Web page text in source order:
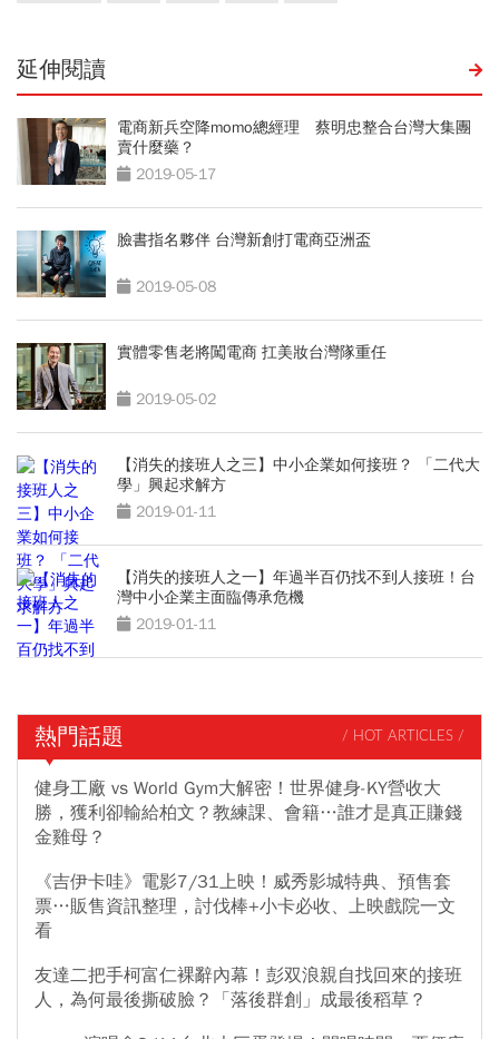
延伸閱讀
電商新兵空降momo總經理 蔡明忠整合台灣大集團
賣什麼藥？
2019-05-17
臉書指名夥伴 台灣新創打電商亞洲盃
2019-05-08
實體零售老將闖電商 扛美妝台灣隊重任
2019-05-02
【消失的接班人之三】中小企業如何接班？ 「二代大
學」興起求解方
2019-01-11
【消失的接班人之一】年過半百仍找不到人接班！台
灣中小企業主面臨傳承危機
2019-01-11
熱門話題 / HOT ARTICLES /
健身工廠 vs World Gym大解密！世界健身-KY營收大
勝，獲利卻輸給柏文？教練課、會籍…誰才是真正賺錢
金雞母？
《吉伊卡哇》電影7/31上映！威秀影城特典、預售套
票…販售資訊整理，討伐棒+小卡必收、上映戲院一文
看
友達二把手柯富仁裸辭內幕！彭双浪親自找回來的接班
人，為何最後撕破臉？「落後群創」成最後稻草？